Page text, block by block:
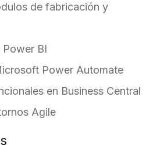
de fabricación y
BI
Power Automate
en Business Central
Agile